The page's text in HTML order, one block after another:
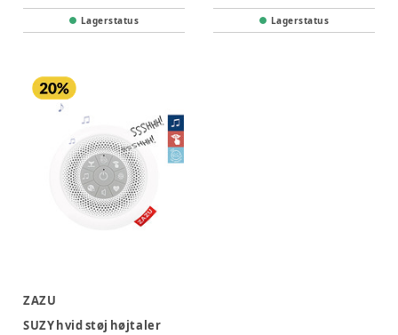
Lagerstatus Lagerstatus
ZAZU
SUZY hvid støj højtaler